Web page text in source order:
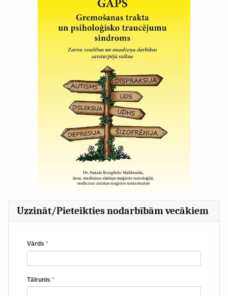
Uzzināt/Pieteikties nodarbībām vecākiem
Vārds *
Tālrunis *